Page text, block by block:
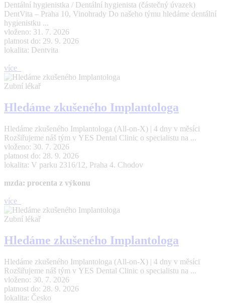
Dentální hygienistka / Dentální hygienista (částečný úvazek)
DentVita – Praha 10, Vinohrady Do našeho týmu hledáme dentální
hygienistku ...
vloženo: 31. 7. 2026
platnost do: 29. 9. 2026
lokalita: Dentvita
více
Zubní lékař
Hledáme zkušeného Implantologa
Hledáme zkušeného Implantologa (All-on-X) | 4 dny v měsíci
Rozšiřujeme náš tým v YES Dental Clinic o specialistu na ...
vloženo: 30. 7. 2026
platnost do: 28. 9. 2026
lokalita: V parku 2316/12, Praha 4. Chodov
mzda: procenta z výkonu
více
Zubní lékař
Hledáme zkušeného Implantologa
Hledáme zkušeného Implantologa (All-on-X) | 4 dny v měsíci
Rozšiřujeme náš tým v YES Dental Clinic o specialistu na ...
vloženo: 30. 7. 2026
platnost do: 28. 9. 2026
lokalita: Česko